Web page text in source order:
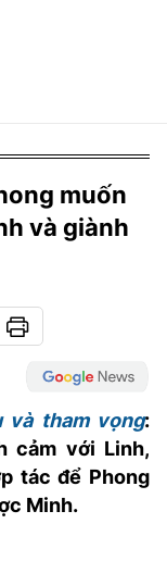
muốn
và giành
và tham vọng:
cảm với Linh,
tác để Phong
Minh.